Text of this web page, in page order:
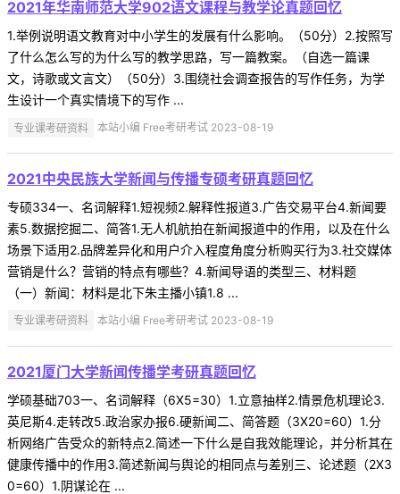
2021年华南师范大学902语文课程与教学论真题回忆
1.举例说明语文教育对中小学生的发展有什么影响。（50分）2.按照写
了什么怎么写的为什么写的教学思路，写一篇教案。（自选一篇课
文，诗歌或文言文）（50分）3.围绕社会调查报告的写作任务，为学
生设计一个真实情境下的写作 ...
专业课考研资料 本站小编 Free考研考试 2023-08-19
2021中央民族大学新闻与传播专硕考研真题回忆
专硕334一、名词解释1.短视频2.解释性报道3.广告交易平台4.新闻要
素5.数据挖掘二、简答1.无人机航拍在新闻报道中的作用，以及在什么
场景下适用2.品牌差异化和用户介入程度角度分析购买行为3.社交媒体
营销是什么？营销的特点有哪些？4.新闻导语的类型三、材料题
（一）新闻：材料是北下朱主播小镇1.8 ...
专业课考研资料 本站小编 Free考研考试 2023-08-19
2021厦门大学新闻传播学考研真题回忆
学硕基础703一、名词解释（6X5=30）1.立意抽样2.情景危机理论3.
英尼斯4.走转改5.政治家办报6.硬新闻二、简答题（3X20=60）1.分
析网络广告受众的新特点2.简述一下什么是自我效能理论，并分析其在
健康传播中的作用3.简述新闻与舆论的相同点与差别三、论述题（2X3
0=60）1.阴谋论在 ...